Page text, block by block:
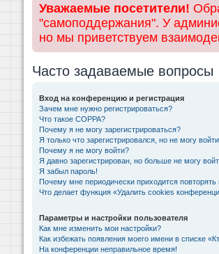
Уважаемые посетители!
"самоподдержания". У
но мы приветствуем
Часто задаваемые вопросы
Вход на конференцию и регистрация
Зачем мне нужно регистрироваться?
Что такое COPPA?
Почему я не могу зарегистрироваться?
Я только что зарегистрировался, но не могу
Почему я не могу войти?
Я давно зарегистрирован, но больше не могу
Я забыл пароль!
Почему мне периодически приходится
Что делает функция «Удалить cookies
Параметры и настройки пользователя
Как мне изменить мои настройки?
Как избежать появления моего имени в списке
На конференции неправильное время!